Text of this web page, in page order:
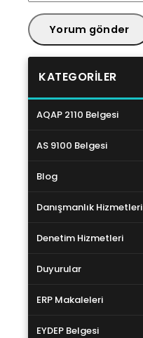
KATEGORILER
AQAP 2110 Belgesi
AS 9100 Belgesi
Blog
Danışmanlık Hizmetleri
Denetim Hizmetleri
Duyurular
ERP Makaleleri
EYDEP Belgesi